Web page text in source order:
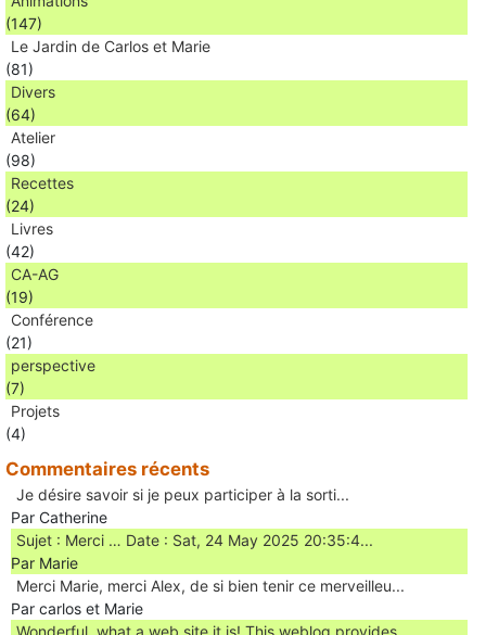
(147)
Le Jardin de Carlos et Marie
(81)
Divers
(64)
Atelier
(98)
Recettes
(24)
Livres
(42)
CA-AG
(19)
Conférence
(21)
perspective
(7)
Projets
(4)
Commentaires récents
Je désire savoir si je peux participer à la sorti...
Par Catherine
Sujet : Merci … Date : Sat, 24 May 2025 20:35:4...
Par Marie
Merci Marie, merci Alex, de si bien tenir ce merveilleu...
Par carlos et Marie
Wonderful, what a web site it is! This weblog provides ...